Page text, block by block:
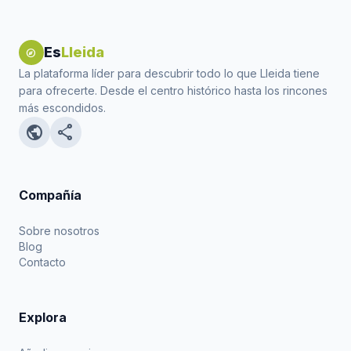
explore EsLleida
La plataforma líder para descubrir todo lo que Lleida tiene
para ofrecerte. Desde el centro histórico hasta los rincones
más escondidos.
public share
Compañía
Sobre nosotros
Blog
Contacto
Explora